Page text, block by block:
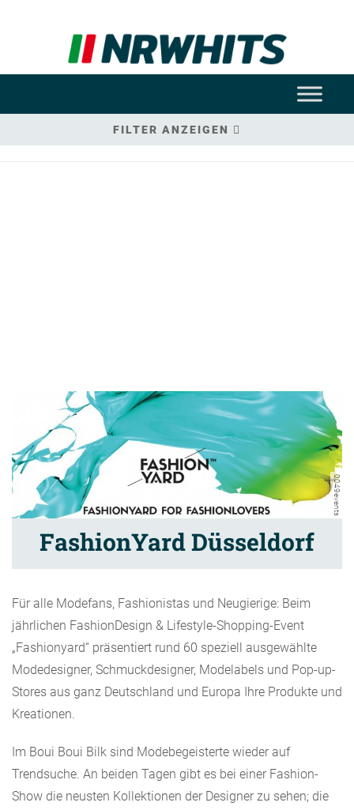
FILTER ANZEIGEN
0049events
FashionYard Düsseldorf
Für alle Modefans, Fashionistas und Neugierige: Beim
jährlichen FashionDesign & Lifestyle-Shopping-Event
„Fashionyard“ präsentiert rund 60 speziell ausgewählte
Modedesigner, Schmuckdesigner, Modelabels und Pop-up-
Stores aus ganz Deutschland und Europa Ihre Produkte und
Kreationen.
Im Boui Boui Bilk sind Modebegeisterte wieder auf
Trendsuche. An beiden Tagen gibt es bei einer Fashion-
Show die neusten Kollektionen der Designer zu sehen; die